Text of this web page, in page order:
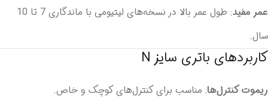
عمر مفید
: طول عمر بالا در نسخه‌های لیتیومی با ماندگاری 7 تا 10
سال.
کاربردهای باتری سایز N
ریموت کنترل‌ها: مناسب برای کنترل‌های کوچک و خاص.